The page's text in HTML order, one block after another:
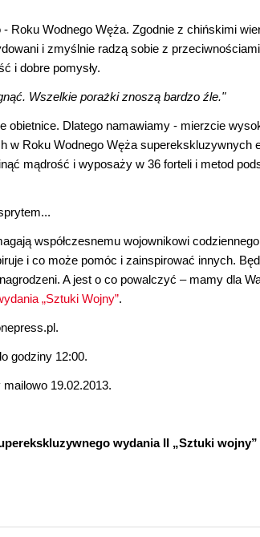
Roku Wodnego Węża. Zgodnie z chińskimi
i zmyślnie radzą sobie z
i dobre pomysły.
Wszelkie porażki znoszą bardzo źle."
obietnice. Dlatego namawiamy - mierzcie
w Roku Wodnego Węża superekskluzywnych
mądrość i wyposaży w 36 forteli i metod
współczesnemu wojownikowi
i co może pomóc i zainspirować innych.
A jest o co powalczyć – mamy dla
„Sztuki Wojny”.
godziny 12:00.
19.02.2013.
wydania II „Sztuki wojny”